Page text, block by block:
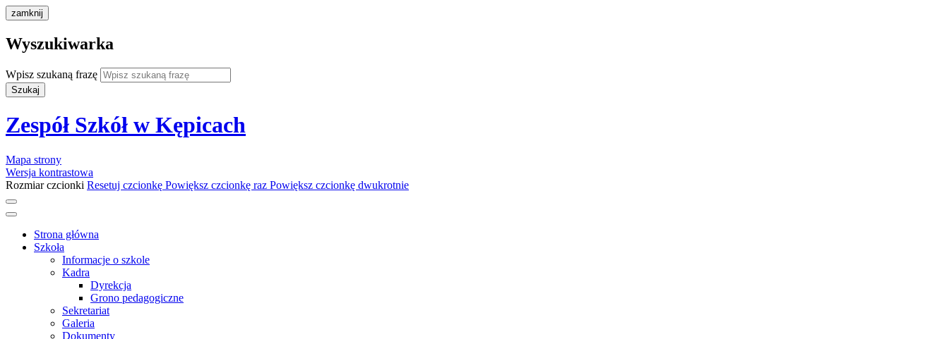
zamknij
Wyszukiwarka
Wpisz szukaną frazę
Szukaj
Zespół Szkół w Kępicach
Mapa strony
Wersja kontrastowa
Rozmiar czcionki Resetuj czcionkę Powiększ czcionkę raz Powiększ czcionkę dwukrotnie
Strona główna
Szkoła
Informacje o szkole
Kadra
Dyrekcja
Grono pedagogiczne
Sekretariat
Galeria
Dokumenty